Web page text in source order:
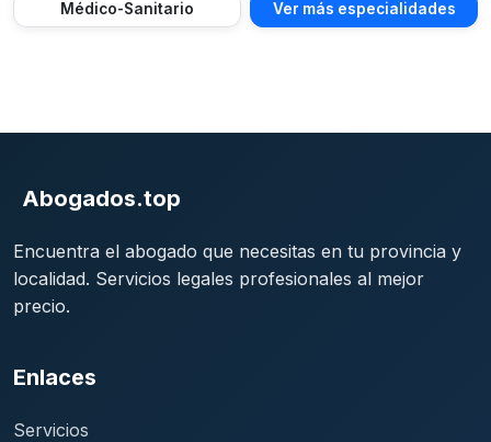
Médico-Sanitario Ver más especialidades
Abogados.top
Encuentra el abogado que necesitas en tu provincia y
localidad. Servicios legales profesionales al mejor
precio.
Enlaces
Servicios